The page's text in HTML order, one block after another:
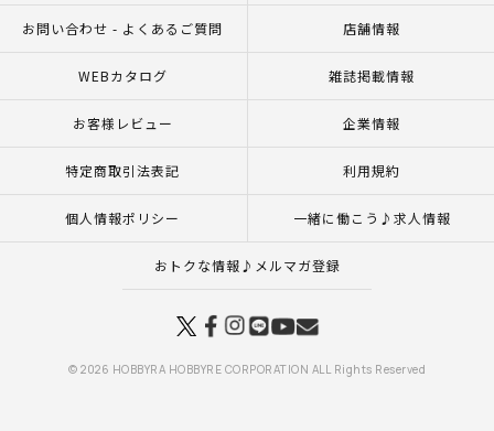
お問い合わせ - よくあるご質問 店舗情報
WEBカタログ 雑誌掲載情報
お客様レビュー 企業情報
特定商取引法表記 利用規約
個人情報ポリシー 一緒に働こう♪求人情報
おトクな情報♪メルマガ登録
© 2026 HOBBYRA HOBBYRE CORPORATION ALL Rights Reserved